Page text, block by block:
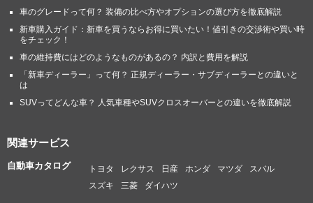
車のグレードって何？ 装備の比べ方やオプションの選び方を徹底解説
新車購入ガイド：新車を買うならお得に買いたい！値引きの交渉術や買い時
をチェック！
車の維持費にはどのようなものがあるの？ 内訳と費用を解説
「新車ディーラー」って何？ 正規ディーラー・サブディーラーとの違いと
は
SUVってどんな車？ 人気車種やSUVクロスオーバーとの違いを徹底解説
関連サービス
自動車カタログ トヨタ レクサス 日産 ホンダ マツダ
スバル
スズキ
三菱 ダイハツ